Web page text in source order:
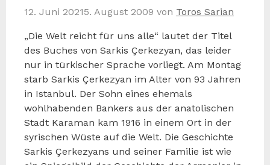
12. Juni 20215. August 2009 von Toros Sarian
„Die Welt reicht für uns alle“ lautet der Titel
des Buches von Sarkis Çerkezyan, das leider
nur in türkischer Sprache vorliegt. Am Montag
starb Sarkis Çerkezyan im Alter von 93 Jahren
in Istanbul. Der Sohn eines ehemals
wohlhabenden Bankers aus der anatolischen
Stadt Karaman kam 1916 in einem Ort in der
syrischen Wüste auf die Welt. Die Geschichte
Sarkis Çerkezyans und seiner Familie ist wie